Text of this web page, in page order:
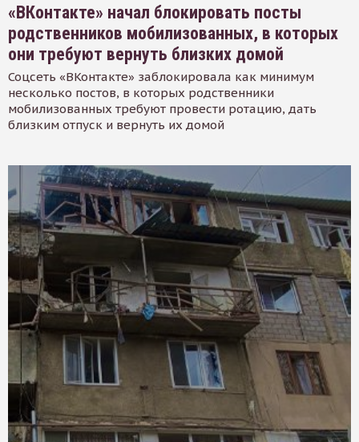
«ВКонтакте» начал блокировать посты
родственников мобилизованных, в которых
они требуют вернуть близких домой
Соцсеть «ВКонтакте» заблокировала как минимум
несколько постов, в которых родственники
мобилизованных требуют провести ротацию, дать
близким отпуск и вернуть их домой